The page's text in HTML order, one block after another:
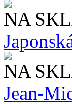
NA
NA
Jean-